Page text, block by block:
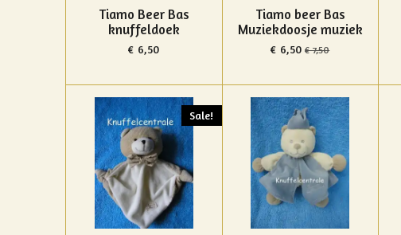
Tiamo Beer Bas
knuffeldoek
€ 6,50
Tiamo beer Bas
Muziekdoosje muziek
€ 6,50 € 7,50
Sale!